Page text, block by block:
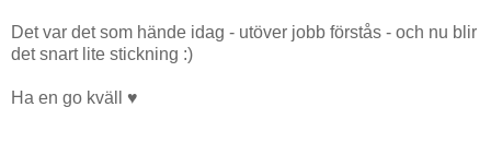
Det var det som hände idag - utöver jobb förstås - och nu blir
det snart lite stickning :)
Ha en go kväll ♥